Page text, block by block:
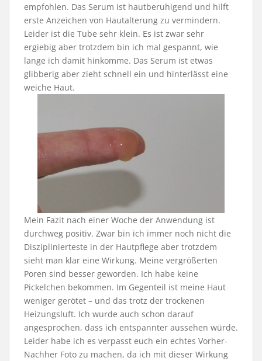
empfohlen. Das Serum ist hautberuhigend und hilft
erste Anzeichen von Hautalterung zu vermindern.
Leider ist die Tube sehr klein. Es ist zwar sehr
ergiebig aber trotzdem bin ich mal gespannt, wie
lange ich damit hinkomme. Das Serum ist etwas
glibberig aber zieht schnell ein und hinterlässt eine
weiche Haut.
Mein Fazit nach einer Woche der Anwendung ist
durchweg positiv. Zwar bin ich immer noch nicht die
Disziplinierteste in der Hautpflege aber trotzdem
sieht man klar eine Wirkung. Meine vergrößerten
Poren sind besser geworden. Ich habe keine
Pickelchen bekommen. Im Gegenteil ist meine Haut
weniger gerötet – und das trotz der trockenen
Heizungsluft. Ich wurde auch schon darauf
angesprochen, dass ich entspannter aussehen würde.
Leider habe ich es verpasst euch ein echtes Vorher-
Nachher Foto zu machen, da ich mit dieser Wirkung